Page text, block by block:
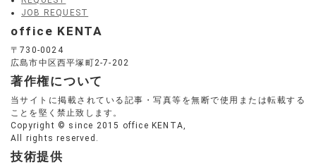
JOB REQUEST
office KENTA
〒730-0024
広島市中区西平塚町2-7-202
著作権について
当サイトに掲載されている記事・写真等を無断で使用または転載する
ことを堅く禁止致します。
Copyright © since 2015 office KENTA,
All rights reserved.
技術提供